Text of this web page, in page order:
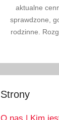
aktualne
sprawdzone,
rodzinne.
Strony